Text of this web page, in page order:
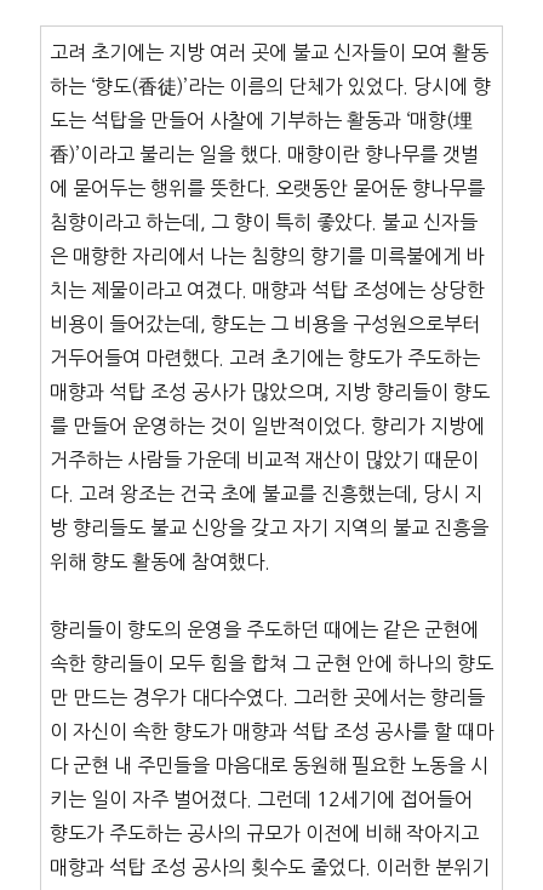
고려 초기에는 지방 여러 곳에 불교 신자들이 모여 활동
하는 ‘향도(香徒)’라는 이름의 단체가 있었다. 당시에 향
도는 석탑을 만들어 사찰에 기부하는 활동과 ‘매향(埋
香)’이라고 불리는 일을 했다. 매향이란 향나무를 갯벌
에 묻어두는 행위를 뜻한다. 오랫동안 묻어둔 향나무를
침향이라고 하는데, 그 향이 특히 좋았다. 불교 신자들
은 매향한 자리에서 나는 침향의 향기를 미륵불에게 바
치는 제물이라고 여겼다. 매향과 석탑 조성에는 상당한
비용이 들어갔는데, 향도는 그 비용을 구성원으로부터
거두어들여 마련했다. 고려 초기에는 향도가 주도하는
매향과 석탑 조성 공사가 많았으며, 지방 향리들이 향도
를 만들어 운영하는 것이 일반적이었다. 향리가 지방에
거주하는 사람들 가운데 비교적 재산이 많았기 때문이
다. 고려 왕조는 건국 초에 불교를 진흥했는데, 당시 지
방 향리들도 불교 신앙을 갖고 자기 지역의 불교 진흥을
위해 향도 활동에 참여했다.
향리들이 향도의 운영을 주도하던 때에는 같은 군현에
속한 향리들이 모두 힘을 합쳐 그 군현 안에 하나의 향도
만 만드는 경우가 대다수였다. 그러한 곳에서는 향리들
이 자신이 속한 향도가 매향과 석탑 조성 공사를 할 때마
다 군현 내 주민들을 마음대로 동원해 필요한 노동을 시
키는 일이 자주 벌어졌다. 그런데 12세기에 접어들어
향도가 주도하는 공사의 규모가 이전에 비해 작아지고
매향과 석탑 조성 공사의 횟수도 줄었다. 이러한 분위기